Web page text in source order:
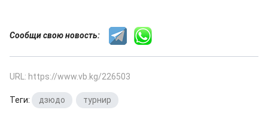
Сообщи свою новость:
URL: https://www.vb.kg/226503
Теги: дзюдо турнир